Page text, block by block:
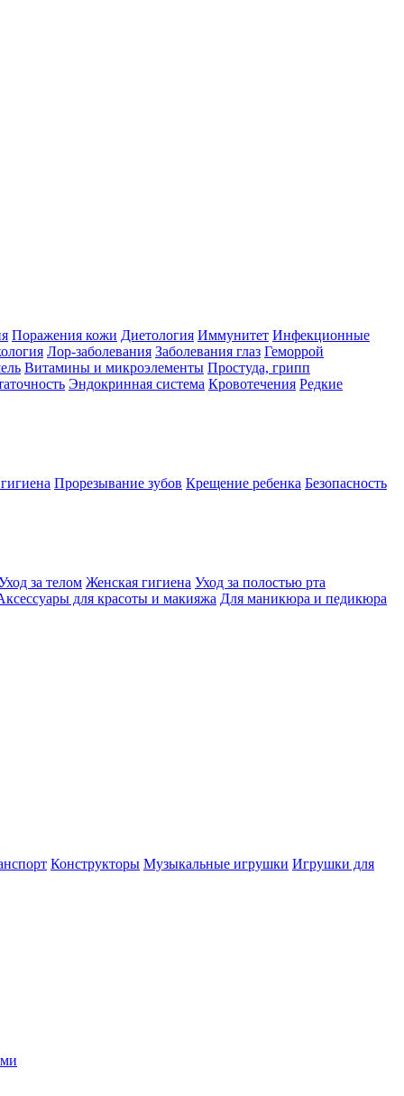
Поражения кожи Диетология Иммунитет Инфекционные
Лор-заболевания Заболевания глаз Геморрой
Витамины и микроэлементы Простуда, грипп
Эндокринная система Кровотечения Редкие
Прорезывание зубов Крещение ребенка Безопасность
за телом Женская гигиена Уход за полостью рта
для красоты и макияжа Для маникюра и педикюра
Конструкторы Музыкальные игрушки Игрушки для